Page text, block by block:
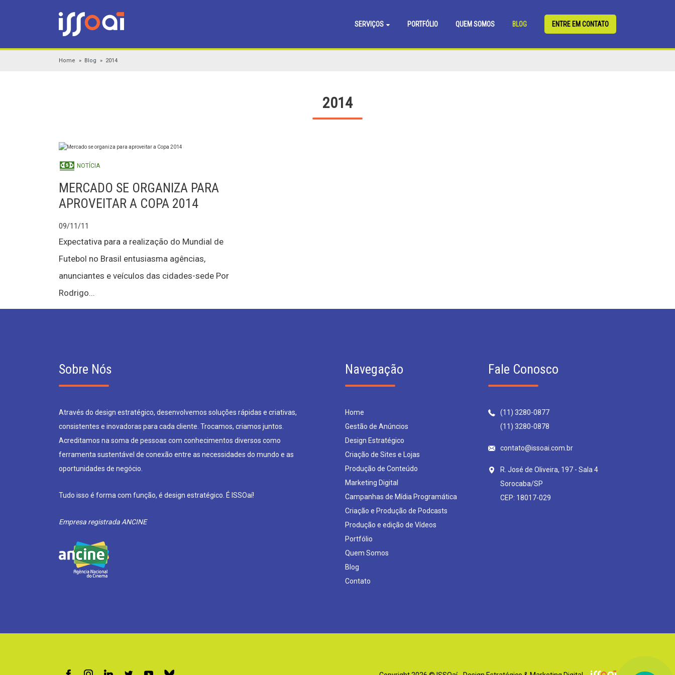
SERVIÇOS PORTFÓLIO QUEM SOMOS BLOG ENTRE EM CONTATO
Home Blog 2014
2014
NOTÍCIA
MERCADO SE ORGANIZA PARA
APROVEITAR A COPA 2014
09/11/11
Expectativa para a realização do Mundial de
Futebol no Brasil entusiasma agências,
anunciantes e veículos das cidades-sede Por
Rodrigo...
Sobre Nós
Através do design estratégico, desenvolvemos soluções rápidas e criativas,
consistentes e inovadoras para cada cliente. Trocamos, criamos juntos.
Acreditamos na soma de pessoas com conhecimentos diversos como
ferramenta sustentável de conexão entre as necessidades do mundo e as
oportunidades de negócio.
Tudo isso é forma com função, é design estratégico. É ISSOaí!
Empresa registrada ANCINE
Navegação
Home
Gestão de Anúncios
Design Estratégico
Criação de Sites e Lojas
Produção de Conteúdo
Marketing Digital
Campanhas de Mídia Programática
Criação e Produção de Podcasts
Produção e edição de Vídeos
Portfólio
Quem Somos
Blog
Contato
Fale Conosco
(11) 3280-0877
(11) 3280-0878
contato@issoai.com.br
R. José de Oliveira, 197 - Sala 4
Sorocaba/SP
CEP: 18017-029